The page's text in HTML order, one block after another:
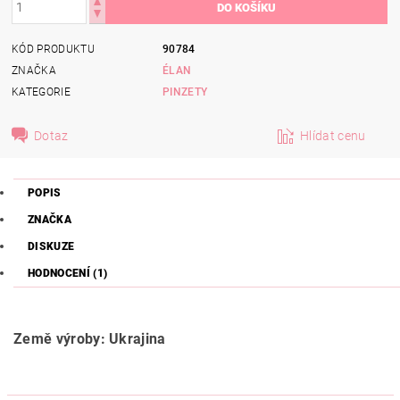
KÓD PRODUKTU
90784
ZNAČKA
ÉLAN
KATEGORIE
PINZETY
Dotaz Hlídat cenu
POPIS
ZNAČKA
DISKUZE
HODNOCENÍ (1)
Země výroby: Ukrajina